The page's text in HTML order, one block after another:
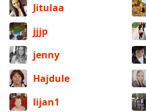
Jitulaa
jjjp
jenny
Hajdule
lijan1